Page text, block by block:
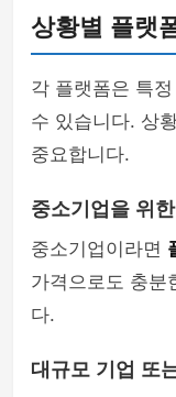
상황별 플랫
각 플랫폼은 특
수 있습니다. 상
중요합니다.
중소기업을 위
중소기업이라면
가격으로도 충분
다.
대규모 기업 또